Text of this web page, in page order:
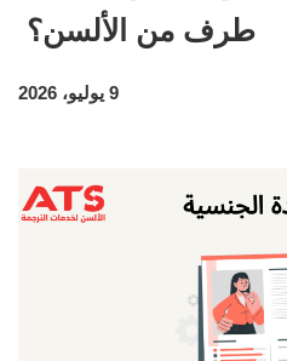
طرف من الألسن؟
9 يوليو، 2026